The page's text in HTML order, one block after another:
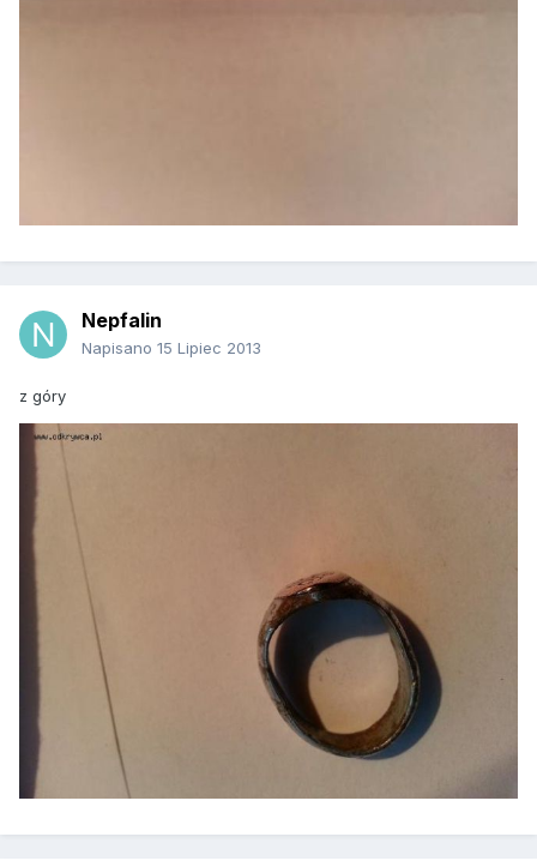
Nepfalin
Napisano 15 Lipiec 2013
z góry